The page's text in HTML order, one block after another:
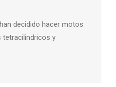
decidido hacer motos
tetracilindricos y